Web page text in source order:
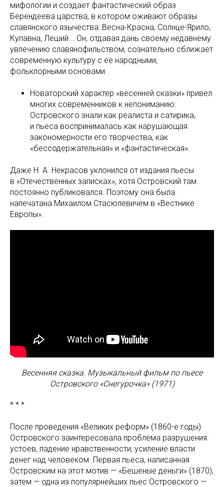
мифологии и создает фантастический образ
Берендеева царства, в котором оживают образы
славянского язычества: Весна-Красна, Солнце-Ярило,
Купавна, Леший... Он, отдавая дань своему недавнему
увлечению славянофильством, сознательно сближает
современную культуру с ее народными,
фольклорными основами.
Новаторский характер «весенней сказки» привел
многих современников к непониманию:
Островского знали как реалиста и сатирика,
и пьеса воспринималась как нарушающая
закономерности его творчества, как
«бессодержательная» и «фантастическая».
Даже Н. А. Некрасов уклонился от издания пьесы
в «Отечественных записках», хотя Островский там
постоянно публиковался. Поэтому она была
напечатана Михаилом Стасюлевичем в «Вестнике
Европы».
Весенняя сказка. Музыкальный фильм по пьесе
Островского «Снегурочка» (1971)
* * *
После проведения «Великих реформ» (1860-е годы)
Островского заинтересовала проблема разрушения
устоев, падение нравственности, усиление власти
денег над человеком. Первая пьеса, написанная
Островским на этот мотив — «Бешеные деньги» (1870),
затем — одна из популярнейших пьес Островского —